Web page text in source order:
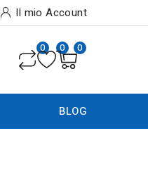
Il mio Account
0 0 0
BLOG